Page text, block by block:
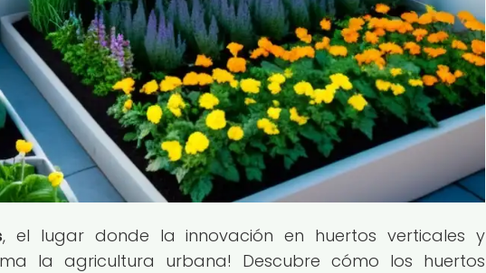
, el lugar donde la innovación en huertos verticales y
la agricultura urbana! Descubre cómo los huertos